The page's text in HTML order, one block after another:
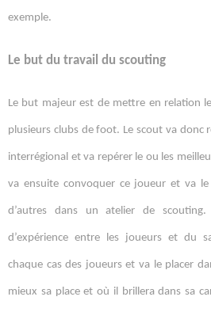
exemple.
Le but du travail du scouting
Le but majeur est de mettre en relation
plusieurs clubs de foot. Le scout va donc
interrégional et va repérer le ou les
va ensuite convoquer ce joueur et va
d’autres dans un atelier de
d’expérience entre les joueurs et du
chaque cas des joueurs et va le placer
mieux sa place et où il brillera dans sa